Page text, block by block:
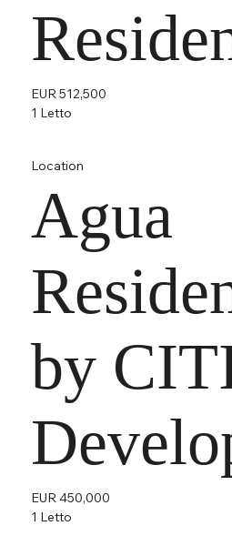
EUR 512,500
1 Letto
EUR 450,000
Location
Agua
by
1 Letto